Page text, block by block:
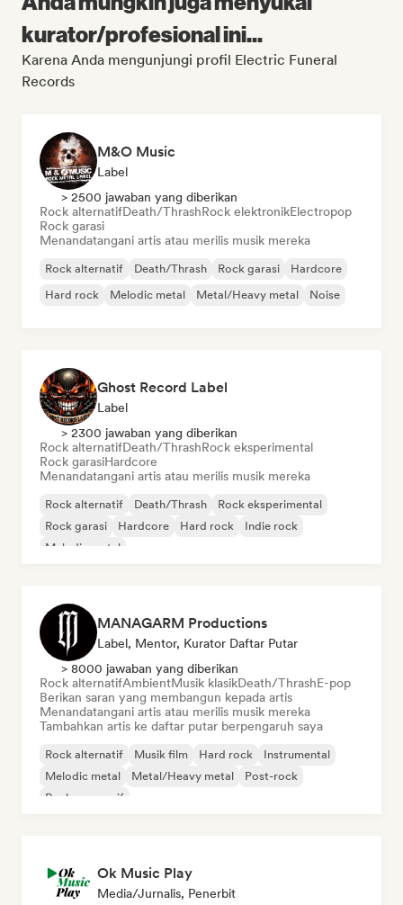
kurator/profesional ini...
Karena Anda mengunjungi profil Electric Funeral
Records
M&O Music
Label
> 2500 jawaban yang diberikan
Rock alternatifDeath/ThrashRock elektronikElectropop
Rock garasi
Menandatangani artis atau merilis musik mereka
Rock alternatif Death/Thrash Rock garasi
Hardcore
Hard rock
Melodic metal Metal/Heavy metal Noise
Ghost Record Label
Label
> 2300 jawaban yang diberikan
Rock alternatifDeath/ThrashRock eksperimental
Rock garasiHardcore
Menandatangani artis atau merilis musik mereka
Rock alternatif Death/Thrash
Rock eksperimental
Rock garasi
Hardcore Hard rock
Indie rock
Melodic metal
MANAGARM Productions
Label, Mentor, Kurator Daftar Putar
> 8000 jawaban yang diberikan
Rock alternatifAmbientMusik klasikDeath/ThrashE-pop
Berikan saran yang membangun kepada artis
Menandatangani artis atau merilis musik mereka
Tambahkan artis ke daftar putar berpengaruh saya
Rock alternatif Musik film Hard rock
Instrumental
Melodic metal
Metal/Heavy metal
Post-rock
Rock progresif
Ok Music Play
Media/Jurnalis, Penerbit